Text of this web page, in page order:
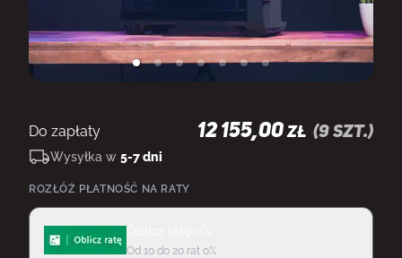
Do zapłaty 12 155,00 ZŁ (9 szt.)
Wysyłka w 5-7 dni
ROZŁÓŻ PŁATNOŚĆ NA RATY
Od 10 do 20 rat 0%